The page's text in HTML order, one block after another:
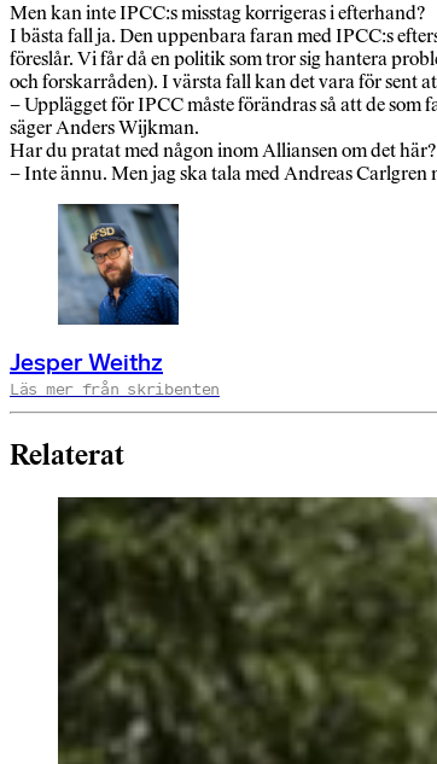
Men kan inte IPCC:s misstag korrigeras i efterhand?
I bästa fall ja. Den uppenbara faran med IPCC:s
föreslår. Vi får då en politik som tror sig hantera
och forskarråden). I värsta fall kan det vara för sent
– Upplägget för IPCC måste förändras så att de
säger Anders Wijkman.
Har du pratat med någon inom Alliansen om det här?
– Inte ännu. Men jag ska tala med Andreas Carlgren
Jesper Weithz
Läs mer från skribenten
Relaterat